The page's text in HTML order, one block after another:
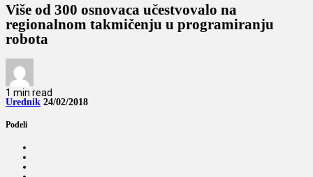
Više od 300 osnovaca učestvovalo na
regionalnom takmičenju u programiranju
robota
1 min read
Urednik 24/02/2018
Podeli